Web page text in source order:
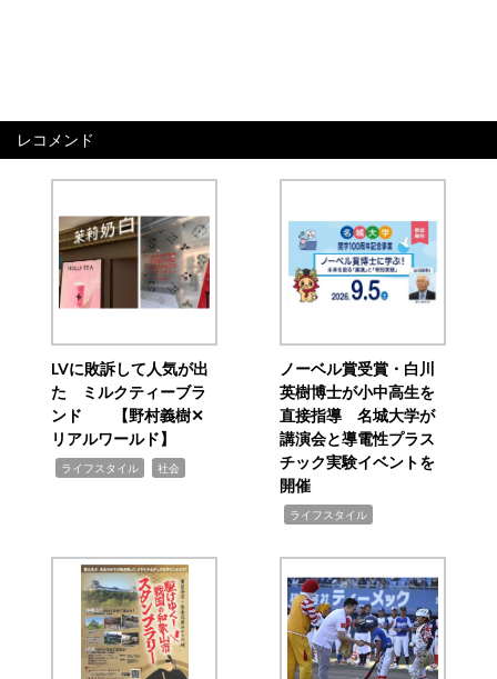
レコメンド
LVに敗訴して人気が出
た ミルクティーブラ
ンド 【野村義樹✕
リアルワールド】
ライフスタイル 社会
ノーベル賞受賞・白川
英樹博士が小中高生を
直接指導 名城大学が
講演会と導電性プラス
チック実験イベントを
開催
ライフスタイル